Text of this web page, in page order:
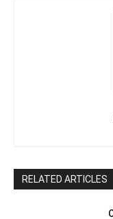
RELATED ARTICLES